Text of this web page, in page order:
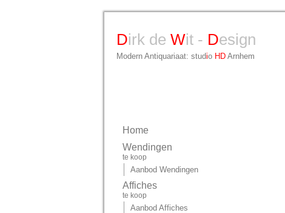
Dirk de Wit - Design
Modern Antiquariaat: studio HD Arnhem
Home
Wendingen
te koop
Aanbod Wendingen
Affiches
te koop
Aanbod Affiches